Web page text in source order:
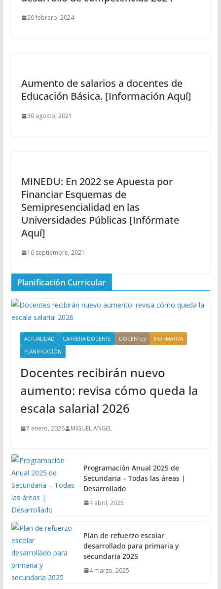
20 febrero, 2024
Aumento de salarios a docentes de
Educación Básica. [Información Aquí]
30 agosto, 2021
MINEDU: En 2022 se Apuesta por
Financiar Esquemas de
Semipresencialidad en las
Universidades Públicas [Infórmate
Aquí]
16 septiembre, 2021
Planificación Curricular
ACTUALIDAD CARRERA DOCENTE DOCENTES
NORMATIVA
PLANIFICACIÓN
Docentes recibirán nuevo
aumento: revisa cómo queda la
escala salarial 2026
7 enero, 2026 MIGUEL ANGEL
Programación Anual 2025 de
Secundaria – Todas las áreas |
Desarrollado
4 abril, 2025
Plan de refuerzo escolar
desarrollado para primaria y
secundaria 2025
4 marzo, 2025